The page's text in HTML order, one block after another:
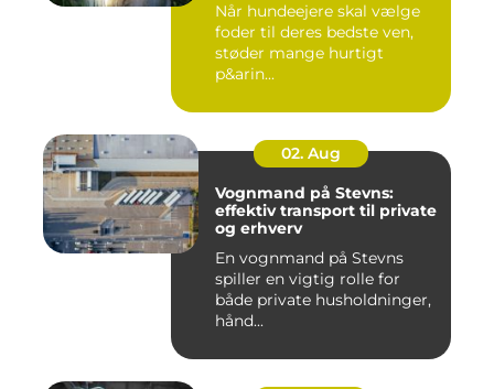
Når hundeejere skal vælge
foder til deres bedste ven,
støder mange hurtigt
p&arin...
02. Aug
Vognmand på Stevns:
effektiv transport til private
og erhverv
En vognmand på Stevns
spiller en vigtig rolle for
både private husholdninger,
hånd...